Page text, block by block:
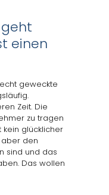
einen
geweckte
Zeit. Die
zu tragen
glücklicher
aber den
sind und das
Das wollen